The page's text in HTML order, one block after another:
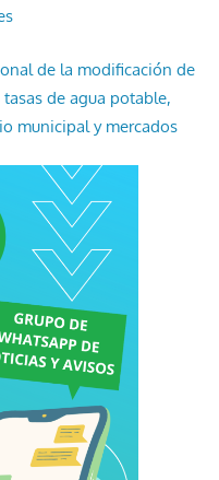
de la modificación de
de agua potable,
municipal y mercados